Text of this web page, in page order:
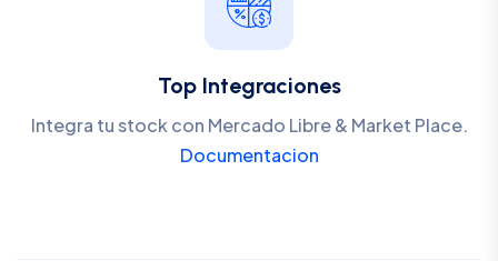
Top Integraciones
Integra tu stock con Mercado Libre & Market Place.
Documentacion